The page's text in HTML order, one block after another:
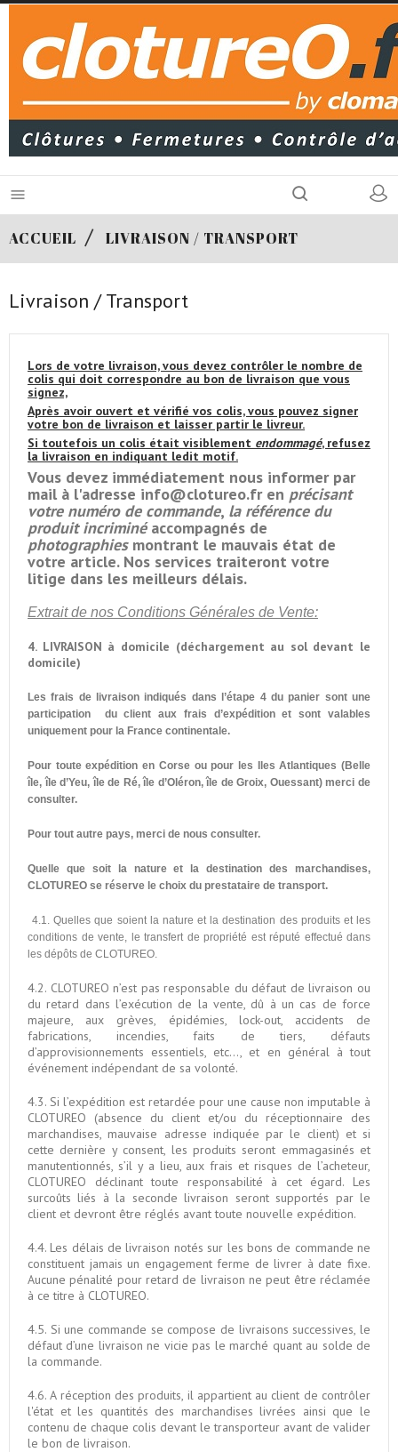

ACCUEIL LIVRAISON / TRANSPORT
Livraison / Transport
Lors de votre livraison, vous devez contrôler le nombre de
colis qui doit correspondre au bon de livraison que vous
signez,
Après avoir ouvert et vérifié vos colis, vous pouvez signer
votre bon de livraison et laisser partir le livreur.
Si toutefois un colis était visiblement endommagé, refusez
la livraison en indiquant ledit motif.
Vous devez immédiatement nous informer par
mail à l'adresse info@clotureo.fr en précisant
votre numéro de commande, la référence du
produit incriminéaccompagnés de
photographiesmontrant le mauvais état de
votre article. Nos services traiteront votre
litige dans les meilleurs délais.
Extrait de nos Conditions Générales de Vente:
4. LIVRAISON à domicile (déchargement au sol devant le
domicile)
Les frais de livraison indiqués dans l’étape 4 du panier sont une
participation du client aux frais d’expédition et sont valables
uniquement pour la France continentale.
Pour toute expédition en Corse ou pour les Iles Atlantiques (Belle
île, île d’Yeu, île de Ré, île d’Oléron, île de Groix, Ouessant) merci de
consulter.
Pour tout autre pays, merci de nous consulter.
Quelle que soit la nature et la destination des marchandises,
CLOTUREO se réserve le choix du prestataire de transport.
4.1. Quelles que soient la nature et la destination des produits et les
conditions de vente, le transfert de propriété est réputé effectué dans
les dépôts de CLOTUREO.
4.2. CLOTUREO n’est pas responsable du défaut de livraison ou
du retard dans l’exécution de la vente, dû à un cas de force
majeure, aux grèves, épidémies, lock-out, accidents de
fabrications, incendies, faits de tiers, défauts
d’approvisionnements essentiels, etc..., et en général à tout
événement indépendant de sa volonté.
4.3. Si l’expédition est retardée pour une cause non imputable à
CLOTUREO (absence du client et/ou du réceptionnaire des
marchandises, mauvaise adresse indiquée par le client) et si
cette dernière y consent, les produits seront emmagasinés et
manutentionnés, s’il y a lieu, aux frais et risques de l’acheteur,
CLOTUREO déclinant toute responsabilité à cet égard. Les
surcoûts liés à la seconde livraison seront supportés par le
client et devront être réglés avant toute nouvelle expédition.
4.4. Les délais de livraison notés sur les bons de commande ne
constituent jamais un engagement ferme de livrer à date fixe.
Aucune pénalité pour retard de livraison ne peut être réclamée
à ce titre à CLOTUREO.
4.5. Si une commande se compose de livraisons successives, le
défaut d’une livraison ne vicie pas le marché quant au solde de
la commande.
4.6. A réception des produits, il appartient au client de contrôler
l'état et les quantités des marchandises livrées ainsi que le
contenu de chaque colis devant le transporteur avant de valider
le bon de livraison.